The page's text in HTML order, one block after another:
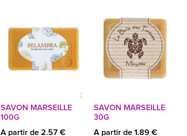
SAVON MARSEILLE
100G
A partir de 2.57 €
SAVON MARSEILLE
30G
A partir de 1.89 €